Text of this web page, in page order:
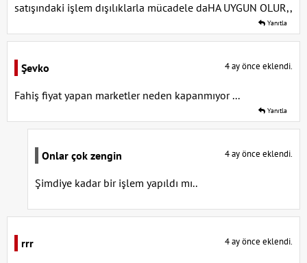
satışındaki işlem dışılıklarla mücadele daHA UYGUN OLUR,,
Yanıtla
Şevko 4 ay önce eklendi.
Fahiş fiyat yapan marketler neden kapanmıyor ...
Yanıtla
Onlar çok zengin 4 ay önce eklendi.
Şimdiye kadar bir işlem yapıldı mı..
rrr 4 ay önce eklendi.